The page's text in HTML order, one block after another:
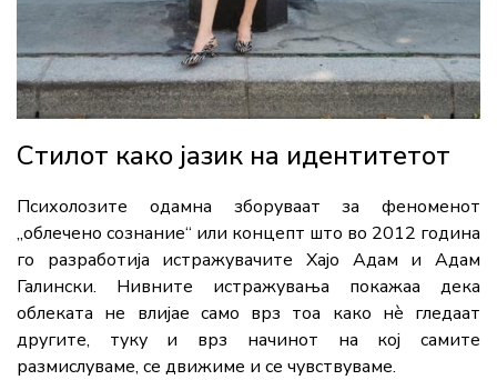
Стилот како јазик на идентитетот
Психолозите одамна зборуваат за феноменот
„облечено сознание“ или концепт што во 2012 година
го разработија истражувачите Хајо Адам и Адам
Галински. Нивните истражувања покажаа дека
облеката не влијае само врз тоа како нè гледаат
другите, туку и врз начинот на кој самите
размислуваме, се движиме и се чувствуваме.